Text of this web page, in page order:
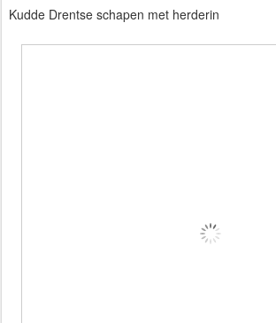
Kudde Drentse schapen met herderin